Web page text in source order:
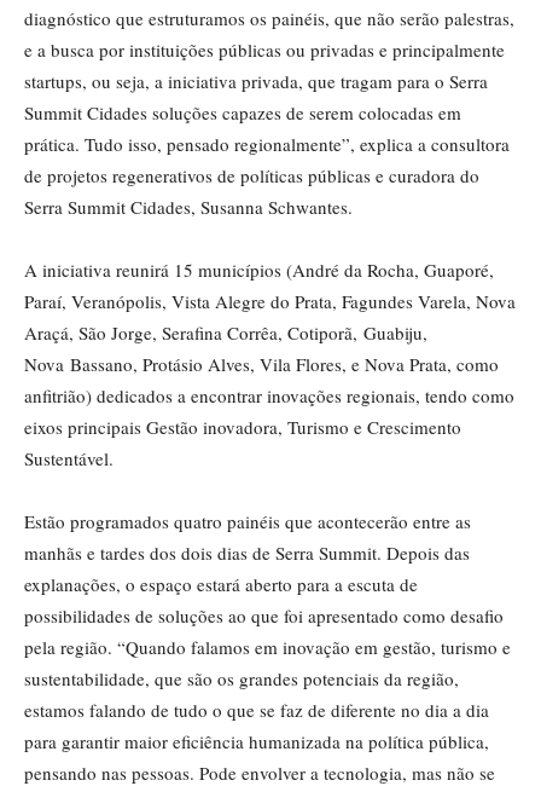
diagnóstico que estruturamos os painéis, que não serão palestras,
e a busca por instituições públicas ou privadas e principalmente
startups, ou seja, a iniciativa privada, que tragam para o Serra
Summit Cidades soluções capazes de serem colocadas em
prática. Tudo isso, pensado regionalmente”, explica a consultora
de projetos regenerativos de políticas públicas e curadora do
Serra Summit Cidades, Susanna Schwantes.
A iniciativa reunirá 15 municípios (André da Rocha, Guaporé,
Paraí, Veranópolis, Vista Alegre do Prata, Fagundes Varela, Nova
Araçá, São Jorge, Serafina Corrêa, Cotiporã, Guabiju,
Nova Bassano, Protásio Alves, Vila Flores, e Nova Prata, como
anfitrião) dedicados a encontrar inovações regionais, tendo como
eixos principais Gestão inovadora, Turismo e Crescimento
Sustentável.
Estão programados quatro painéis que acontecerão entre as
manhãs e tardes dos dois dias de Serra Summit. Depois das
explanações, o espaço estará aberto para a escuta de
possibilidades de soluções ao que foi apresentado como desafio
pela região. “Quando falamos em inovação em gestão, turismo e
sustentabilidade, que são os grandes potenciais da região,
estamos falando de tudo o que se faz de diferente no dia a dia
para garantir maior eficiência humanizada na política pública,
pensando nas pessoas. Pode envolver a tecnologia, mas não se